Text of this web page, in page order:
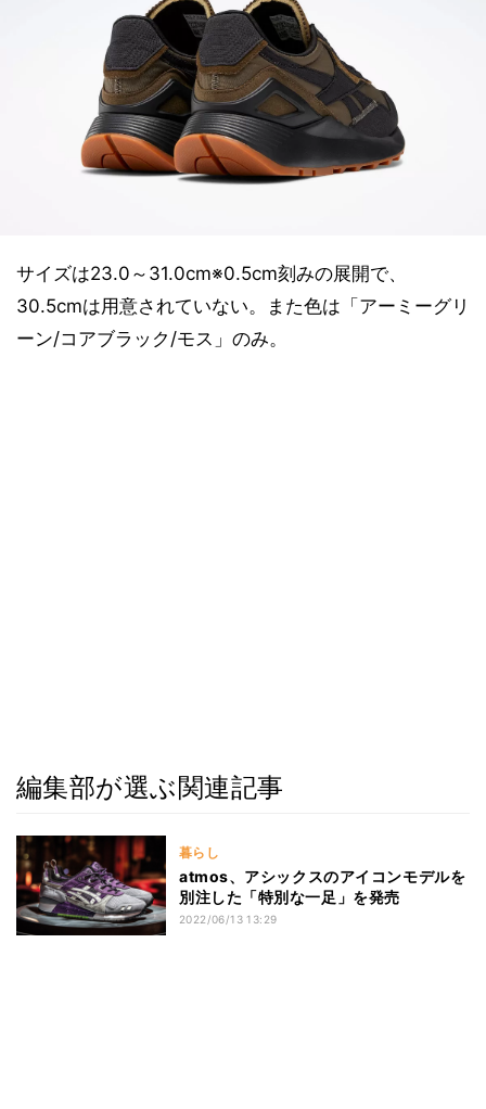
サイズは23.0～31.0cm※0.5cm刻みの展開で、
30.5cmは用意されていない。また色は「アーミーグリ
ーン/コアブラック/モス」のみ。
編集部が選ぶ関連記事
暮らし
atmos、アシックスのアイコンモデルを
別注した「特別な一足」を発売
2022/06/13 13:29